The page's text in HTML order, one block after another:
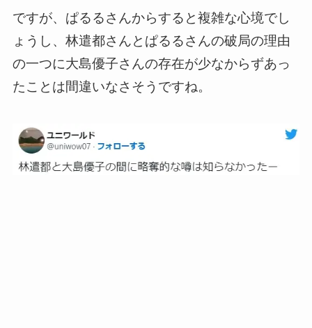
ですが、ぱるるさんからすると複雑な心境でし
ょうし、林遣都さんとぱるるさんの破局の理由
の一つに大島優子さんの存在が少なからずあっ
たことは間違いなさそうですね。